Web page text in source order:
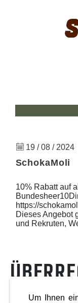
19 / 08 / 2024
SchokaMoli
10% Rabatt auf
https://
Dieses Angebot
und Rekruten,
Um Ihnen